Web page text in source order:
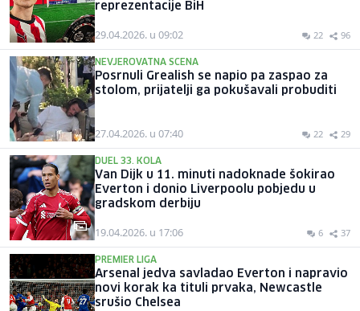
reprezentacije BiH
29.04.2026. u 09:02 22 96
NEVJEROVATNA SCENA
Posrnuli Grealish se napio pa zaspao za
stolom, prijatelji ga pokušavali probuditi
27.04.2026. u 07:40 22 29
DUEL 33. KOLA
Van Dijk u 11. minuti nadoknade šokirao
Everton i donio Liverpoolu pobjedu u
gradskom derbiju
19.04.2026. u 17:06 6 37
PREMIER LIGA
Arsenal jedva savladao Everton i napravio
novi korak ka tituli prvaka, Newcastle
srušio Chelsea